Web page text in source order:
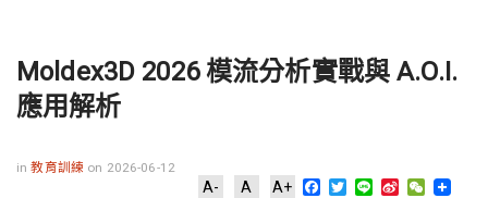
Moldex3D 2026 模流分析實戰與 A.O.I.
應用解析
in教育訓練 on 2026-06-12
A- A A+ Facebook
Twitter
Line Sina WeChat